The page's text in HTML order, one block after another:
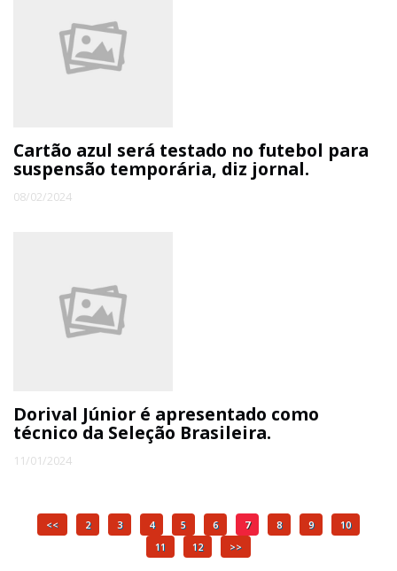
Cartão azul será testado no futebol para
suspensão temporária, diz jornal.
08/02/2024
Dorival Júnior é apresentado como
técnico da Seleção Brasileira.
11/01/2024
<< 2 3 4 5 6 7 8 9
10
11
12 >>